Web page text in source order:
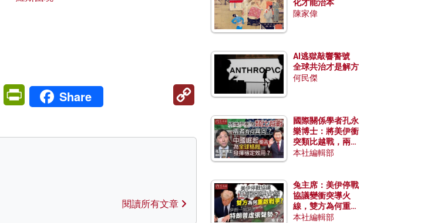
X PrintFriendly
Share
Link
閱讀所有文章
化才能治本
陳家偉
AI逃獄敲響警號
全球共治才是解方
何民傑
國際關係學者孔永
樂博士：將美伊衝
突類比越戰，兩者
有何異同？中國崛
本社編輯部
兔主席：美伊停戰
協議變衝突導火
線，雙方為何重啟
戰爭？伊朗一早洞
本社編輯部